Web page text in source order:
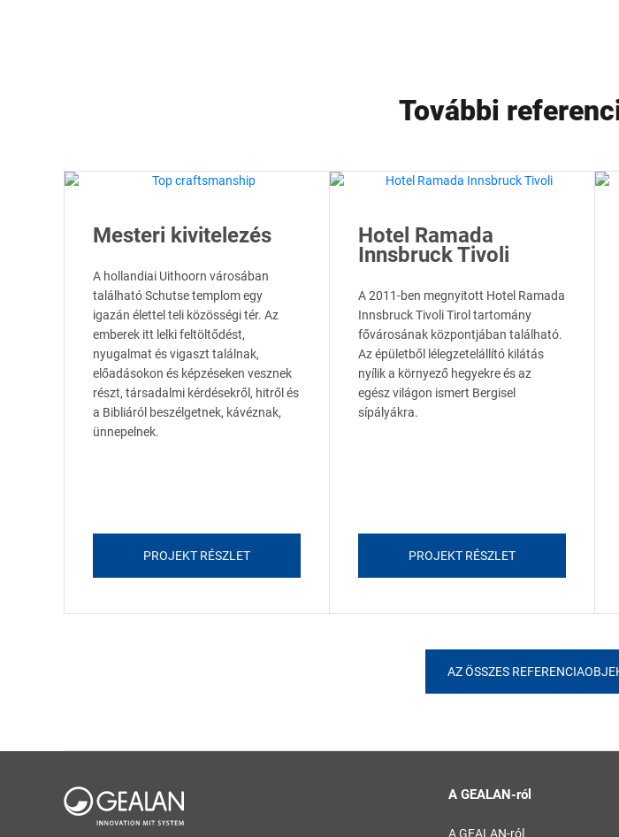
További
Mesteri kivitelezés
A hollandiai Uithoorn városában
található Schutse templom egy
igazán élettel teli közösségi tér. Az
emberek itt lelki feltöltődést,
nyugalmat és vigaszt találnak,
előadásokon és képzéseken vesznek
részt, társadalmi kérdésekről, hitről és
a Bibliáról beszélgetnek, kávéznak,
ünnepelnek.
PROJEKT RÉSZLET
Hotel Ramada
Innsbruck Tivoli
A 2011-ben megnyitott Hotel Ramada
Innsbruck Tivoli Tirol tartomány
fővárosának központjában található.
Az épületből lélegzetelállító kilátás
nyílik a környező hegyekre és az
egész világon ismert Bergisel
sípályákra.
PROJEKT RÉSZLET
AZ ÖSSZES
A GEALAN-ról
A GEALAN-ról